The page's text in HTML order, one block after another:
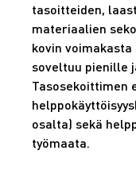
tasoitteiden,
materiaalien
kovin
soveltuu pienille
Tasosekoittimen
osalta) sekä
työmaata.